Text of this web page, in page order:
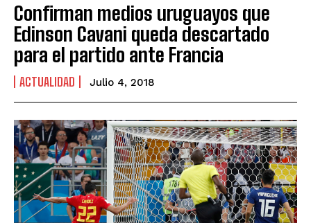
Confirman medios uruguayos que
Edinson Cavani queda descartado
para el partido ante Francia
ACTUALIDAD Julio 4, 2018